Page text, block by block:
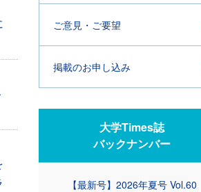
ご意見・ご要望
掲載のお申し込み
大学Times誌
バックナンバー
【最新号】2026年夏号 Vol.60